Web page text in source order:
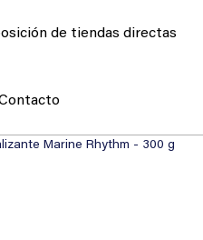
de tiendas directas
Marine Rhythm - 300 g